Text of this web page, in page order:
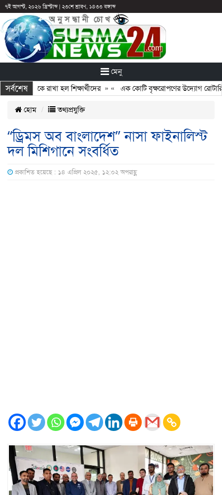
৭ই আগস্ট, ২০২৬ খ্রিস্টাব্দ| ২৩শে শ্রাবণ, ১৪৩৩ বঙ্গাব্দ
মেনু
সর্বশেষ
আটকে রাখা হল শিক্ষার্থীদের» « এক কোটি বৃক্ষরোপণের উদ্যোগ রোটারি
হোম তথ্যপ্রযুক্তি
“ড্রিমস অব বাংলাদেশ” নাসা ফাইনালিস্ট
দল মিশিগানে সংবর্ধিত
প্রকাশিত হয়েছে : ১৪ এপ্রিল ২০২৫, ১২:০২ অপরাহ্ণ